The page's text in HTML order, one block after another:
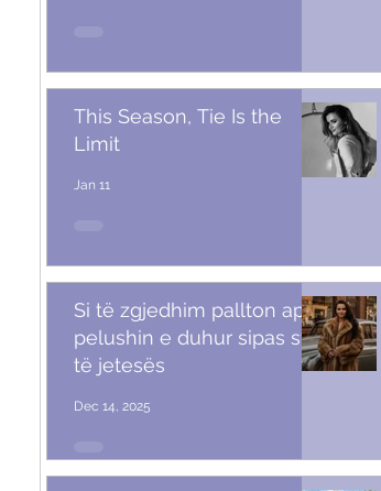
This Season, Tie Is the
Limit
Jan 11
Si të zgjedhim pallton apo
pelushin e duhur sipas stilit
të jetesës
Dec 14, 2025